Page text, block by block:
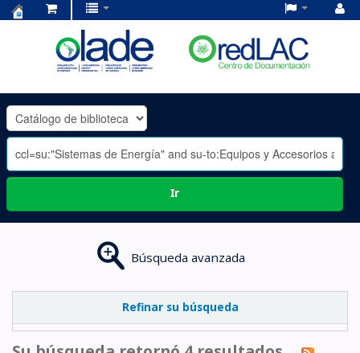
OLADE
-
Ir
Búsqueda avanzada
Refinar su búsqueda